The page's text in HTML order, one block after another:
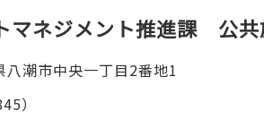
ネジメント推進課 公共
潮市中央一丁目2番地1
）